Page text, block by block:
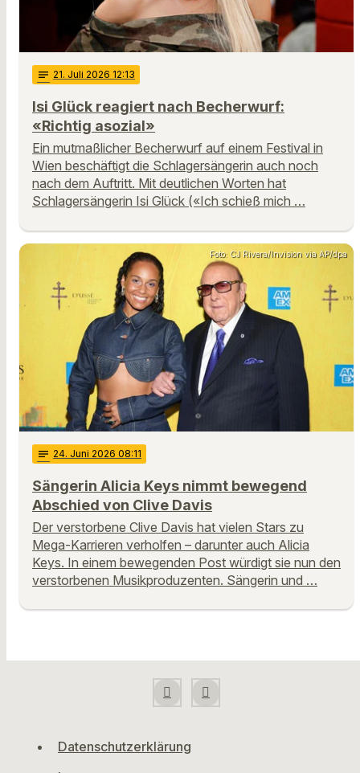
notes 21. Juli 2026 12:13
Isi Glück reagiert nach Becherwurf:
«Richtig asozial»
Ein mutmaßlicher Becherwurf auf einem Festival in
Wien beschäftigt die Schlagersängerin auch noch
nach dem Auftritt. Mit deutlichen Worten hat
Schlagersängerin Isi Glück («Ich schieß mich …
Foto: CJ Rivera/Invision via AP/dpa
notes 24. Juni 2026 08:11
Sängerin Alicia Keys nimmt bewegend
Abschied von Clive Davis
Der verstorbene Clive Davis hat vielen Stars zu
Mega-Karrieren verholfen – darunter auch Alicia
Keys. In einem bewegenden Post würdigt sie nun den
verstorbenen Musikproduzenten. Sängerin und …
Datenschutzerklärung